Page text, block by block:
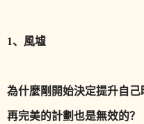
1、風墟
為什麼剛開始決定提升自己
再完美的計劃也是無效的？